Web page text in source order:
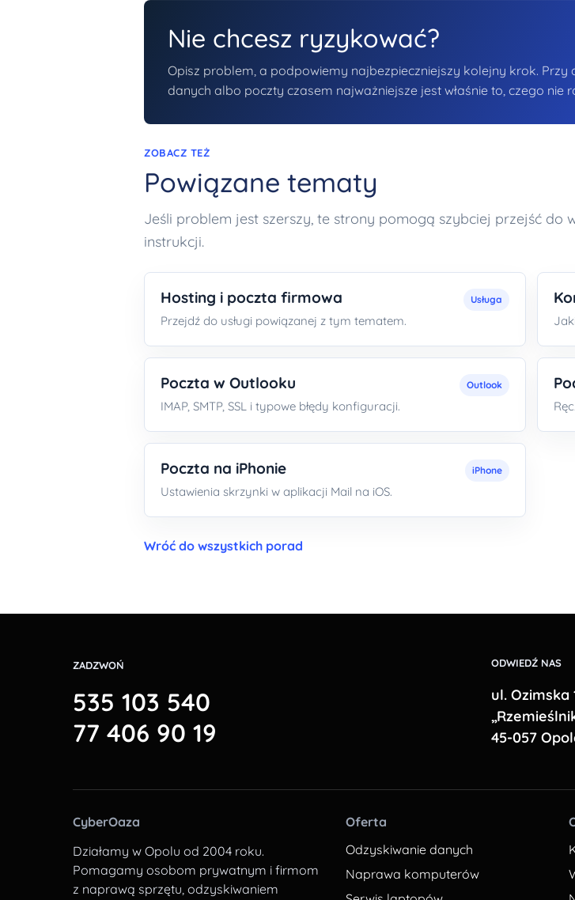
Nie chcesz ryzykować?
Opisz problem, a podpowiemy najbezpieczniejszy kolejny krok. Przy
danych albo poczty czasem najważniejsze jest właśnie to, czego nie
ZOBACZ TEŻ
Powiązane tematy
Jeśli problem jest szerszy, te strony pomogą szybciej przejść do
instrukcji.
Hosting i poczta firmowa
Przejdź do usługi powiązanej z tym tematem.
Usługa
Poczta w Outlooku
IMAP, SMTP, SSL i typowe błędy konfiguracji.
Outlook
Poczta na iPhonie
Ustawienia skrzynki w aplikacji Mail na iOS.
iPhone
Wróć do wszystkich porad
ZADZWOŃ
535 103 540
77 406 90 19
ODWIEDŹ NAS
ul. Ozimska
45-057
CyberOaza
Działamy w Opolu od 2004 roku.
Pomagamy osobom prywatnym i firmom
z naprawą sprzętu, odzyskiwaniem
Oferta
Odzyskiwanie danych
Naprawa komputerów